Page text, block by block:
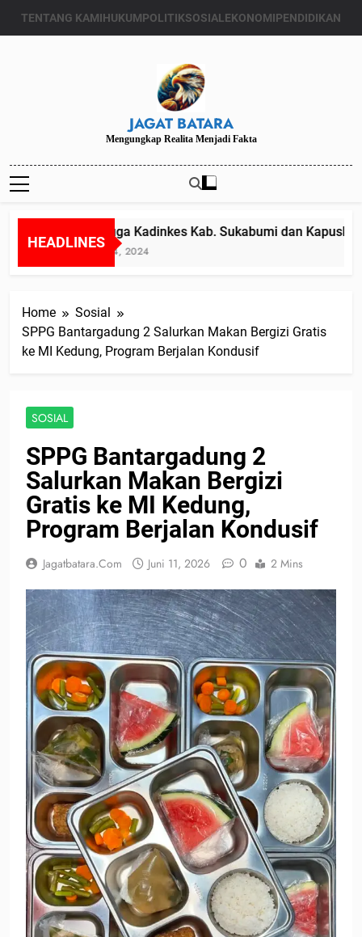
TENTANG KAMIHUKUMPOLITIKSOSIALEKONOMIPENDIDIKAN
JAGAT BATARA
Mengungkap Realita Menjadi Fakta
HEADLINES
Diduga Kadinkes Kab. Sukabumi dan
Juli 24, 2024
Home
Sosial
SPPG Bantargadung 2 Salurkan Makan Bergizi Gratis
ke MI Kedung, Program Berjalan Kondusif
SOSIAL
SPPG Bantargadung 2
Salurkan Makan Bergizi
Gratis ke MI Kedung,
Program Berjalan Kondusif
Jagatbatara.com Juni 11, 2026 0 2 Mins